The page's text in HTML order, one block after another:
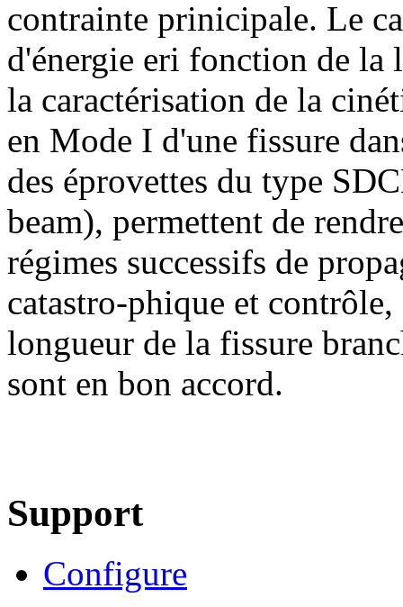
contrainte prinicipale. Le
d'énergie eri fonction de la
la caractérisation de la
en Mode I d'une fissure
des éprovettes du type
beam), permettent de
régimes successifs de
catastro‑phique et
longueur de la fissure
sont en bon accord.
Support
Configure